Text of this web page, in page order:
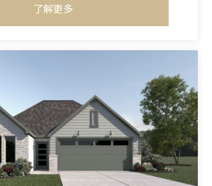
了解更多